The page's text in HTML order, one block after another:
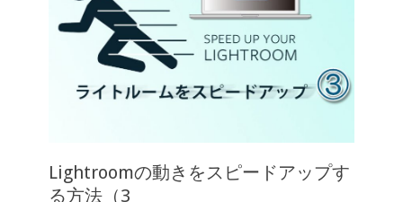
Lightroomの動きをスピードアップす
る方法（3